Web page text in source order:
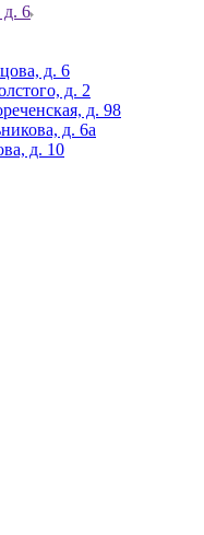
д. 6
д. 6
д. 2
д. 98
д. 6а
д. 10